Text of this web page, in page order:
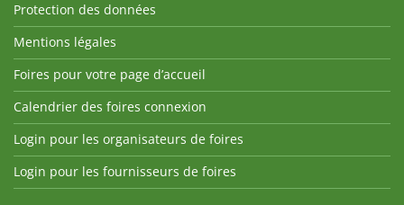
Protection des données
Mentions légales
Foires pour votre page d’accueil
Calendrier des foires connexion
Login pour les organisateurs de foires
Login pour les fournisseurs de foires